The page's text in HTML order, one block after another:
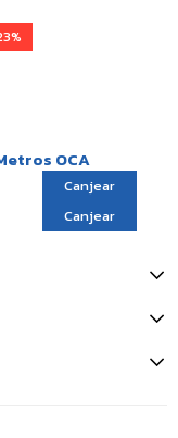
OCA
Canjear
Canjear